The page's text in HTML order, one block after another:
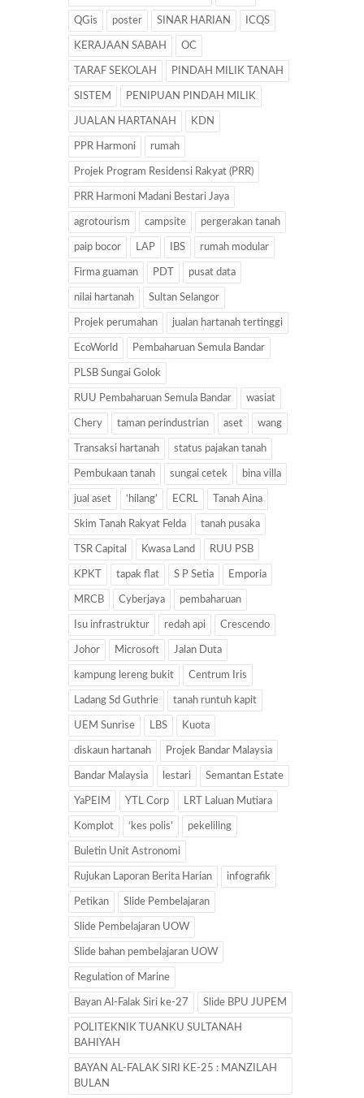
QGis poster SINAR HARIAN ICQS
KERAJAAN SABAH OC
TARAF SEKOLAH PINDAH MILIK TANAH
SISTEM PENIPUAN PINDAH MILIK
JUALAN HARTANAH KDN
PPR Harmoni rumah
Projek Program Residensi Rakyat (PRR)
PRR Harmoni Madani Bestari Jaya
agrotourism campsite pergerakan tanah
paip bocor LAP IBS rumah modular
Firma guaman PDT pusat data
nilai hartanah Sultan Selangor
Projek perumahan jualan hartanah tertinggi
EcoWorld Pembaharuan Semula Bandar
PLSB Sungai Golok
RUU Pembaharuan Semula Bandar wasiat
Chery taman perindustrian aset wang
Transaksi hartanah status pajakan tanah
Pembukaan tanah sungai cetek bina villa
jual aset ‘hilang’ ECRL Tanah Aina
Skim Tanah Rakyat Felda tanah pusaka
TSR Capital Kwasa Land RUU PSB
KPKT tapak flat S P Setia Emporia
MRCB Cyberjaya pembaharuan
Isu infrastruktur redah api Crescendo
Johor Microsoft Jalan Duta
kampung lereng bukit Centrum Iris
Ladang Sd Guthrie tanah runtuh kapit
UEM Sunrise LBS Kuota
diskaun hartanah Projek Bandar Malaysia
Bandar Malaysia lestari Semantan Estate
YaPEIM YTL Corp LRT Laluan Mutiara
Komplot ‘kes polis’ pekeliling
Buletin Unit Astronomi
Rujukan Laporan Berita Harian infografik
Petikan Slide Pembelajaran
Slide Pembelajaran UOW
Slide bahan pembelajaran UOW
Regulation of Marine
Bayan Al-Falak Siri ke-27 Slide BPU JUPEM
POLITEKNIK TUANKU SULTANAH
BAHIYAH
BAYAN AL-FALAK SIRI KE-25 : MANZILAH
BULAN